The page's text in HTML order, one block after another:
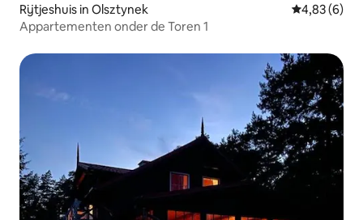
Rijtjeshuis in Olsztynek Gemiddelde
4,83 (6)
Appartementen onder de Toren 1